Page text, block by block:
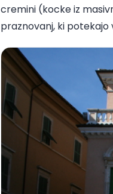
cremini (kocke iz
praznovanj, ki